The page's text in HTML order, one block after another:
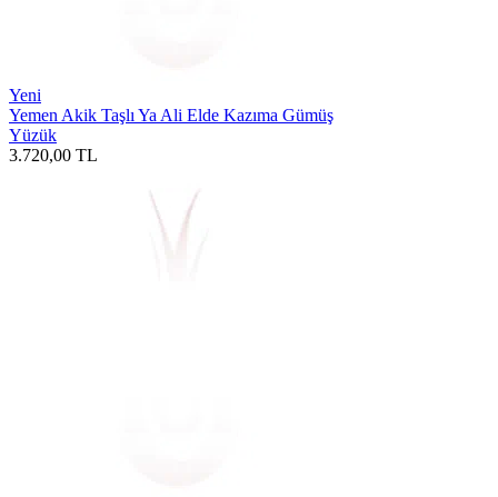
Yeni
Yemen Akik Taşlı Ya Ali Elde Kazıma Gümüş
Yüzük
3.720,00 TL